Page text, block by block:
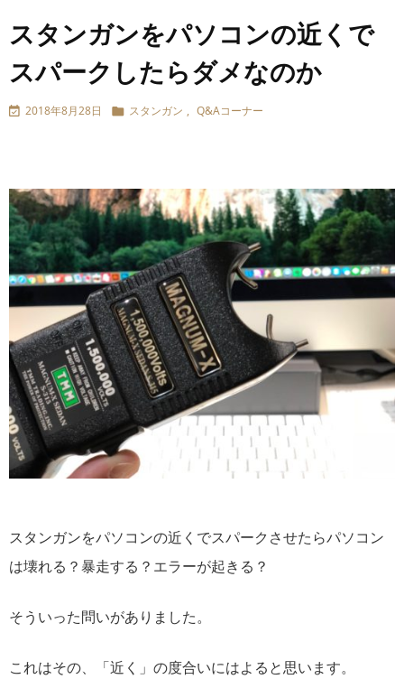
スタンガンをパソコンの近くで
スパークしたらダメなのか
 2018年8月28日  スタンガン , Q&Aコーナー
スタンガンをパソコンの近くでスパークさせたらパソコン
は壊れる？暴走する？エラーが起きる？
そういった問いがありました。
これはその、「近く」の度合いにはよると思います。